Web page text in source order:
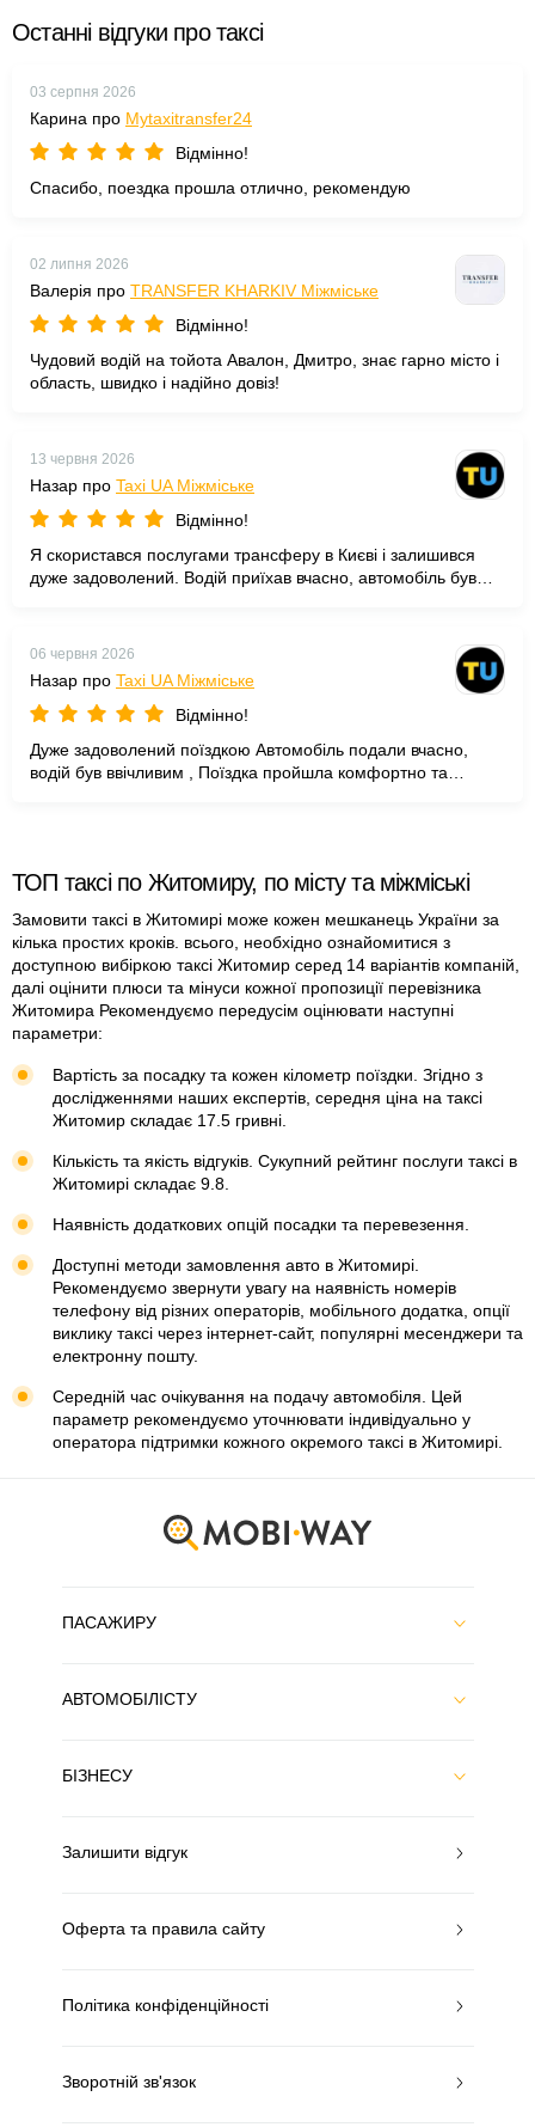
Останні відгуки про таксі
03 серпня 2026
Карина про Mytaxitransfer24
Відмінно!
Спасибо, поездка прошла отлично, рекомендую
02 липня 2026
Валерія про TRANSFER KHARKIV Міжміське
Відмінно!
Чудовий водій на тойота Авалон, Дмитро, знає гарно місто і
область, швидко і надійно довіз!
13 червня 2026
Назар про Taxi UA Міжміське
Відмінно!
Я скористався послугами трансферу в Києві і залишився
дуже задоволений. Водій приїхав вчасно, автомобіль був
всім, хто хоче уникнути зайвих клопотів!
06 червня 2026
Назар про Taxi UA Міжміське
Відмінно!
Дуже задоволений поїздкою Автомобіль подали вчасно,
водій був ввічливим , Поїздка пройшла комфортно та
ТОП таксі по Житомиру, по місту та міжміські
Замовити таксі в Житомирі може кожен мешканець України за
кілька простих кроків. всього, необхідно ознайомитися з
доступною вибіркою таксі Житомир серед 14 варіантів компаній,
далі оцінити плюси та мінуси кожної пропозиції перевізника
Житомира Рекомендуємо передусім оцінювати наступні
параметри:
Вартість за посадку та кожен кілометр поїздки. Згідно з
дослідженнями наших експертів, середня ціна на таксі
Житомир складає 17.5 гривні.
Кількість та якість відгуків. Сукупний рейтинг послуги таксі в
Житомирі складає 9.8.
Наявність додаткових опцій посадки та перевезення.
Доступні методи замовлення авто в Житомирі.
Рекомендуємо звернути увагу на наявність номерів
телефону від різних операторів, мобільного додатка, опції
виклику таксі через інтернет-сайт, популярні месенджери та
електронну пошту.
Середній час очікування на подачу автомобіля. Цей
параметр рекомендуємо уточнювати індивідуально у
оператора підтримки кожного окремого таксі в Житомирі.
ПАСАЖИРУ
АВТОМОБІЛІСТУ
БІЗНЕСУ
Залишити відгук
Оферта та правила сайту
Політика конфіденційності
Зворотній зв'язок